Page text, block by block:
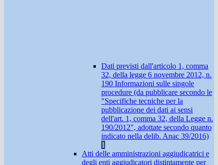
Dati previsti dall'articolo 1, comma
32, della legge 6 novembre 2012, n.
190 Informazioni sulle singole
procedure (da pubblicare secondo le
"Specifiche tecniche per la
pubblicazione dei dati ai sensi
dell'art. 1, comma 32, della Legge n.
190/2012", adottate secondo quanto
indicato nella delib. Anac 39/2016)
1
Atti delle amministrazioni aggiudicatrici e
degli enti aggiudicatori distintamente per